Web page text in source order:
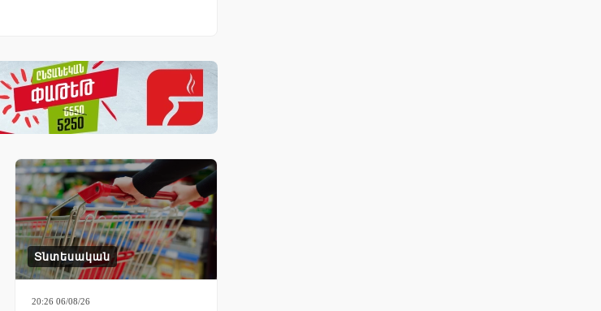
Տնտեսական
20:26 06/08/26